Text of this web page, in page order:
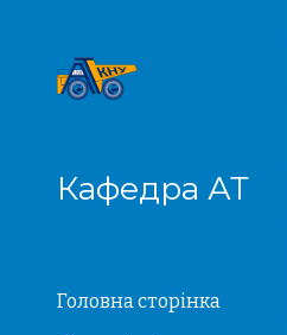
Кафедра АТ
Головна сторiнка